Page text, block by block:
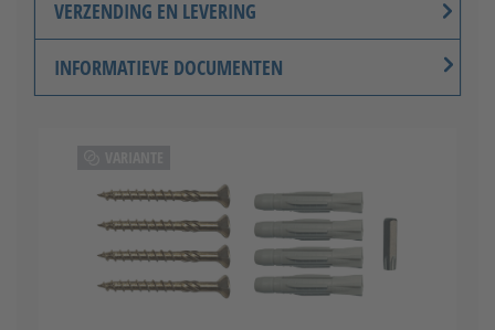
VERZENDING EN LEVERING
INFORMATIEVE DOCUMENTEN